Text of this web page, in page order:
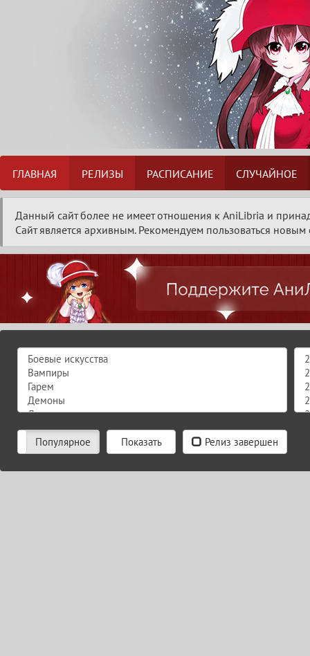
ГЛАВНАЯ РЕЛИЗЫ РАСПИСАНИЕ СЛУЧАЙНОЕ
Данный сайт более не имеет отношения к AniLibria и
Сайт является архивным. Рекомендуем пользоваться
Популярное Релиз завершен